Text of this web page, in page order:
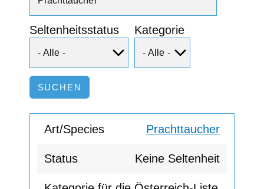
Seltenheitsstatus Kategorie
Prachttaucher
Keine Seltenheit